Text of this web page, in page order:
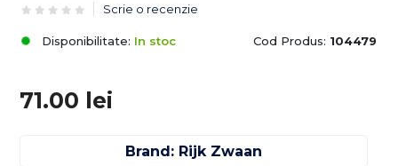
Scrie o recenzie
Disponibilitate: In stoc Cod Produs: 104479
71.00 lei
Brand: Rijk Zwaan